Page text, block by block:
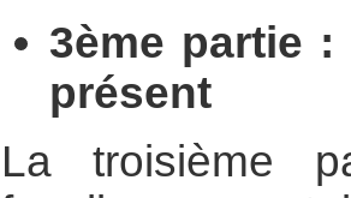
3ème partie
présent
La troisième